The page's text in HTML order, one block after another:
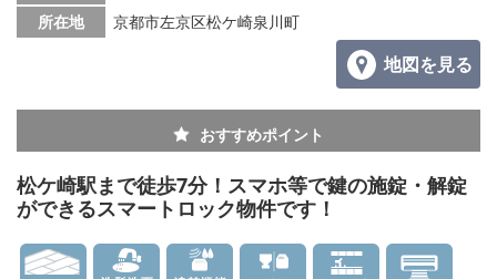
所在地
京都市左京区松ケ崎泉川町
地図を見る
おすすめポイント
松ケ崎駅まで徒歩7分！スマホ等で鍵の施錠・解錠
ができるスマートロック物件です！